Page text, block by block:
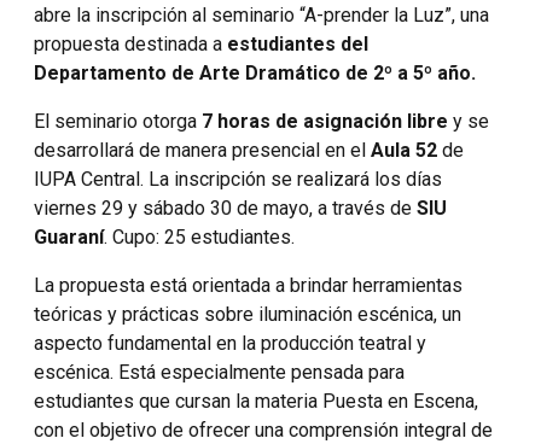
abre la inscripción al seminario “A-prender la Luz”, una
propuesta destinada a estudiantes del
Departamento de Arte Dramático de 2º a 5º año.
El seminario otorga 7 horas de asignación libre y se
desarrollará de manera presencial en el Aula 52 de
IUPA Central. La inscripción se realizará los días
viernes 29 y sábado 30 de mayo, a través de SIU
Guaraní. Cupo: 25 estudiantes.
La propuesta está orientada a brindar herramientas
teóricas y prácticas sobre iluminación escénica, un
aspecto fundamental en la producción teatral y
escénica. Está especialmente pensada para
estudiantes que cursan la materia Puesta en Escena,
con el objetivo de ofrecer una comprensión integral de